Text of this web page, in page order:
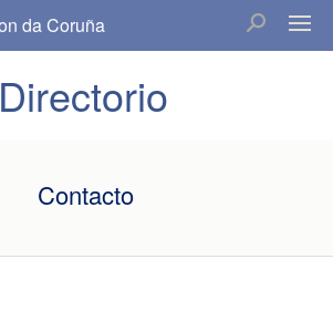
da Coruña
Directorio
Contacto